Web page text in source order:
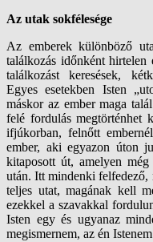
Az utak sokfélesége
Az emberek különböző
találkozás időnként
találkozást keresések,
Egyes esetekben Isten
máskor az ember maga
felé fordulás megtörténhet
ifjúkorban, felnőtt
ember, aki egyazon úton
kitaposott út, amelyen
után. Itt mindenki felfedező,
teljes utat, magának kell
ezekkel a szavakkal
Isten egy és ugyanaz
megismernem, az én